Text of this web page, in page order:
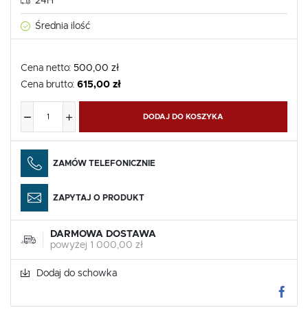
Średnia ilość
Cena netto: 500,00 zł
Cena brutto: 615,00 zł
DODAJ DO KOSZYKA
ZAMÓW TELEFONICZNIE
ZAPYTAJ O PRODUKT
DARMOWA DOSTAWA
powyżej 1 000,00 zł
Dodaj do schowka